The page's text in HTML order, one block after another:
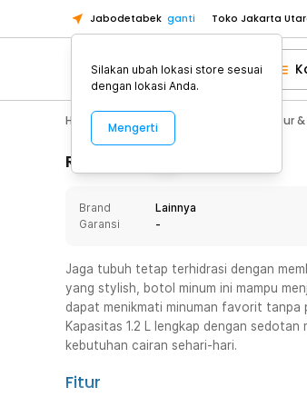
Jabodetabek ganti Toko Jakarta
Toko Tangerang
Toko Cikupa
Pick n Go
Pick n Go Bekasi
Toko Tangerang
Toko Cikupa
Pick n Go Jakarta
Pick n Go Bekasi
Home Appliance Perlengkapan Dapur
Rincian Produk
Brand
Lainnya
Garansi
-
Jaga tubuh tetap terhidrasi dengan
yang stylish, botol minum ini mampu
dapat menikmati minuman favorit tanpa
Kapasitas 1.2 L lengkap dengan
kebutuhan cairan sehari-hari.
Fitur
Silakan ubah lokasi store sesuai
dengan lokasi Anda.
Mengerti